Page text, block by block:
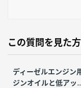
この質問を見た
ディーゼルエンジン
ジンオイルと低アッ